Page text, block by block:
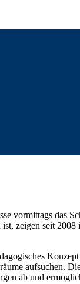
vormittags das
zeigen seit
aufsuchen.
ab und